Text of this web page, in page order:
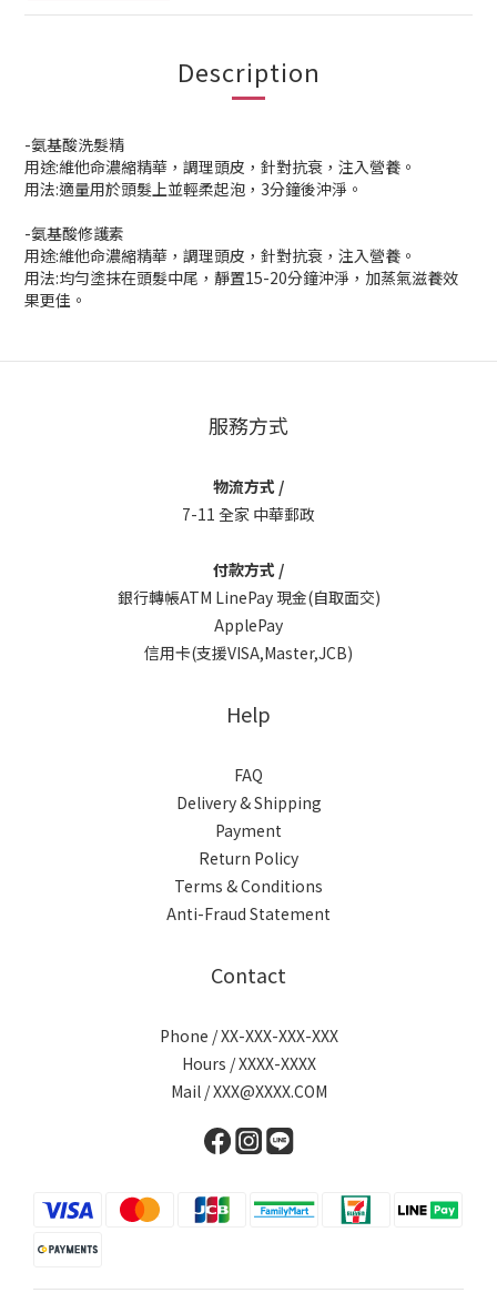
Description
-氨基酸洗髮精
用途:維他命濃縮精華，調理頭皮，針對抗衰，注入營養。
用法:適量用於頭髮上並輕柔起泡，3分鐘後沖淨。
-氨基酸修護素
用途:維他命濃縮精華，調理頭皮，針對抗衰，注入營養。
用法:均勻塗抹在頭髮中尾，靜置15-20分鐘沖淨，加蒸氣滋養效
果更佳。
服務方式
物流方式 /
7-11 全家 中華郵政
付款方式 /
銀行轉帳ATM LinePay 現金(自取面交)
ApplePay
信用卡(支援VISA,Master,JCB)
Help
FAQ
Delivery & Shipping
Payment
Return Policy
Terms & Conditions
Anti-Fraud Statement
Contact
Phone / XX-XXX-XXX-XXX
Hours / XXXX-XXXX
Mail / XXX@XXXX.COM